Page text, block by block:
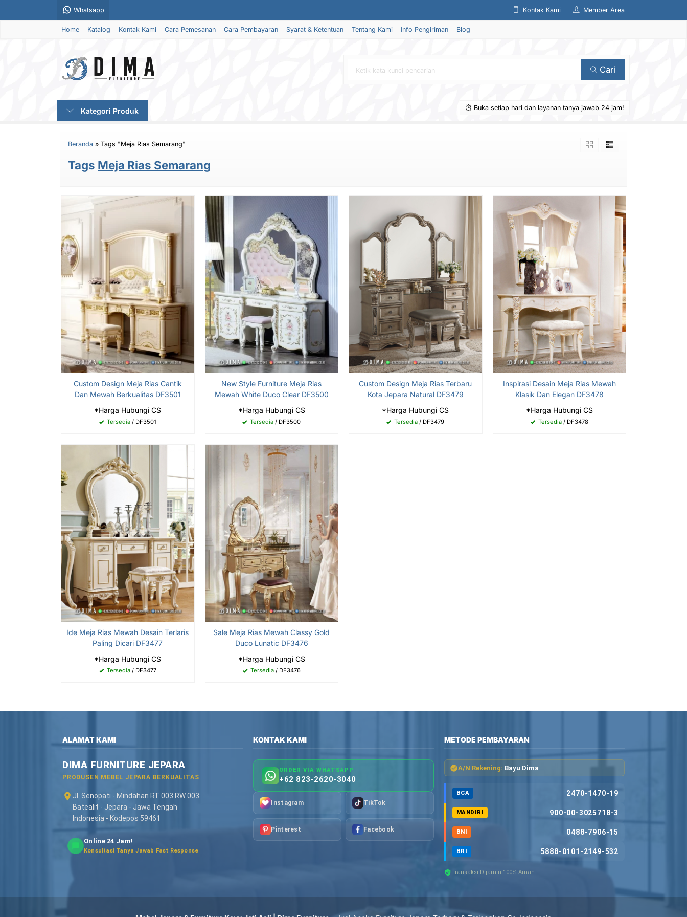
Whatsapp Kontak Kami Member Area
Home Katalog Kontak Kami Cara Pemesanan Cara Pembayaran Syarat & Ketentuan Tentang Kami Info Pengiriman Blog
Cari
Kategori Produk Buka setiap hari dan layanan tanya jawab 24 jam!
Beranda » Tags "Meja Rias Semarang"
Tags Meja Rias Semarang
Custom Design Meja Rias Cantik
Dan Mewah Berkualitas DF3501
*Harga Hubungi CS
Tersedia/ DF3501
New Style Furniture Meja Rias
Mewah White Duco Clear DF3500
*Harga Hubungi CS
Tersedia / DF3500
Custom Design Meja Rias Terbaru
Kota Jepara Natural DF3479
*Harga Hubungi CS
Tersedia / DF3479
Inspirasi Desain Meja Rias Mewah
Klasik Dan Elegan DF3478
*Harga Hubungi CS
Tersedia/ DF3478
Ide Meja Rias Mewah Desain Terlaris
Paling Dicari DF3477
*Harga Hubungi CS
Tersedia/ DF3477
Sale Meja Rias Mewah Classy Gold
Duco Lunatic DF3476
*Harga Hubungi CS
Tersedia/ DF3476
ALAMAT KAMI
DIMA FURNITURE JEPARA
PRODUSEN MEBEL JEPARA BERKUALITAS
Jl. Senopati - Mindahan RT 003 RW 003
Batealit - Jepara - Jawa Tengah
Indonesia - Kodepos 59461
Online 24 Jam!
Konsultasi Tanya Jawab Fast Response
KONTAK KAMI
ORDER VIA WHATSAPP
+62 823-2620-3040
Instagram TikTok
Pinterest Facebook
METODE PEMBAYARAN
A/N Rekening: Bayu Dima
BCA 2470-1470-19
MANDIRI 900-00-3025718-3
BNI 0488-7906-15
BRI 5888-0101-2149-532
Transaksi Dijamin 100% Aman